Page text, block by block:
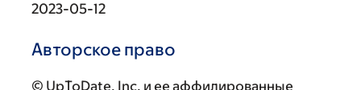
2023-05-12
Авторское право
© UpToDate, Inc. и ее аффилированные